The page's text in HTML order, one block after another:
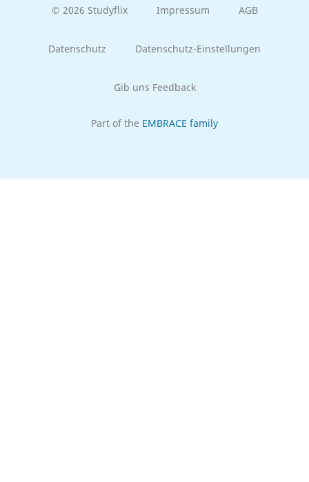
© 2026 Studyflix Impressum AGB
Datenschutz Datenschutz-Einstellungen
Gib uns Feedback
Part of the EMBRACE family